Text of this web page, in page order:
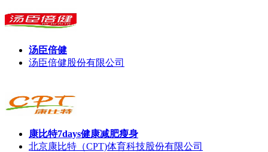
汤臣倍健
汤臣倍健股份有限公司
康比特7days健康减肥瘦身
北京康比特（CPT)体育科技股份有限公司